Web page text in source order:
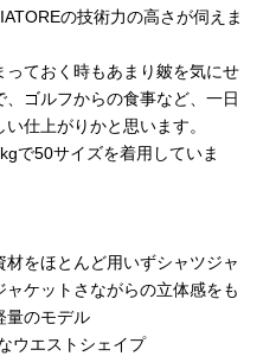
の技術力の高さが伺えま
ておく時もあまり皴を気にせ
ゴルフからの食事など、一日
仕上がりかと思います。
で50サイズを着用していま
をほとんど用いずシャツジャ
ケットさながらの立体感をも
量のモデル
ウエストシェイプ